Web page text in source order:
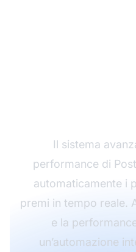
Il sistema
performance di
automaticamente i
premi in tempo reale.
e la
un’automazione